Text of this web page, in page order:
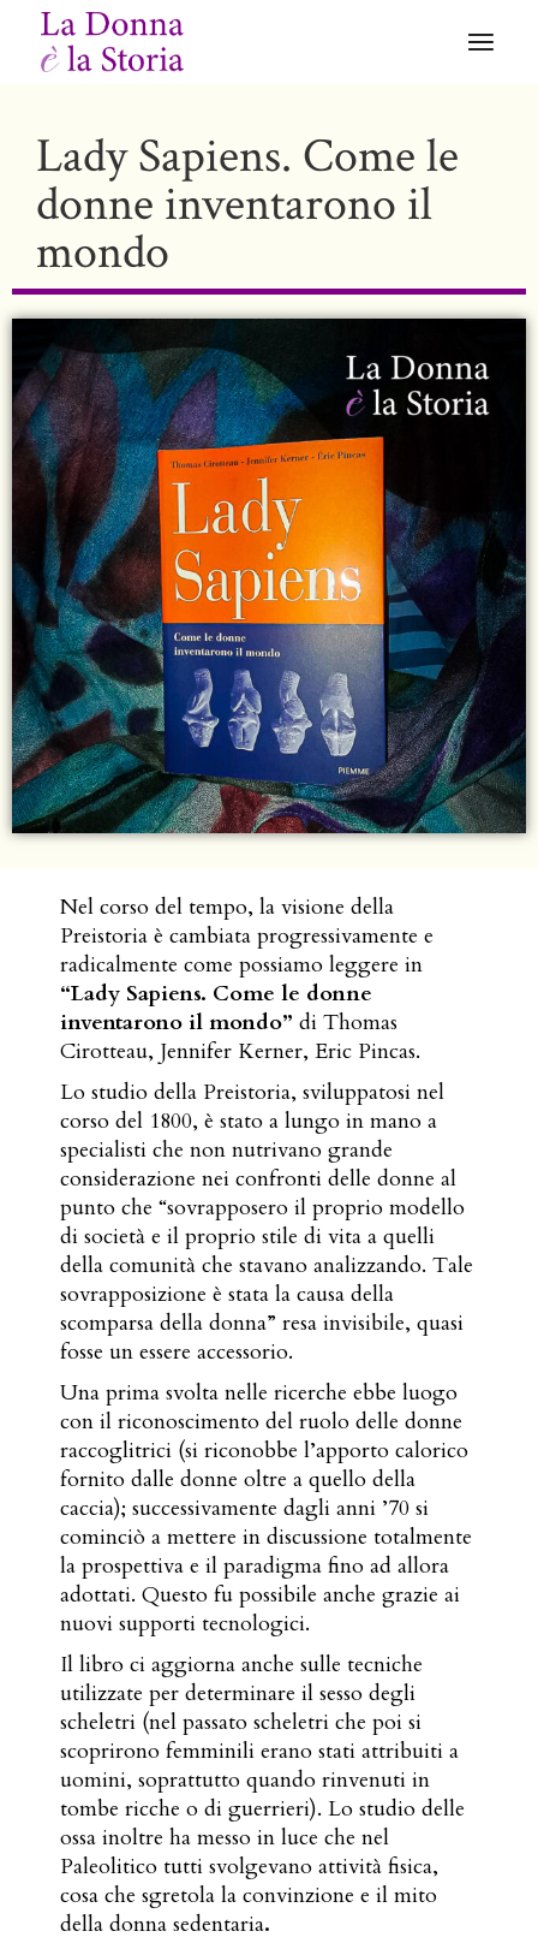
Lady Sapiens. Come le
donne inventarono il
mondo
Nel corso del tempo, la visione della
Preistoria è cambiata progressivamente e
radicalmente come possiamo leggere in
“Lady Sapiens. Come le donne
inventarono il mondo” di Thomas
Cirotteau, Jennifer Kerner, Eric Pincas.
Lo studio della Preistoria, sviluppatosi nel
corso del 1800, è stato a lungo in mano a
specialisti che non nutrivano grande
considerazione nei confronti delle donne al
punto che “sovrapposero il proprio modello
di società e il proprio stile di vita a quelli
della comunità che stavano analizzando. Tale
sovrapposizione è stata la causa della
scomparsa della donna” resa invisibile, quasi
fosse un essere accessorio.
Una prima svolta nelle ricerche ebbe luogo
con il riconoscimento del ruolo delle donne
raccoglitrici (si riconobbe l’apporto calorico
fornito dalle donne oltre a quello della
caccia); successivamente dagli anni ’70 si
cominciò a mettere in discussione totalmente
la prospettiva e il paradigma fino ad allora
adottati. Questo fu possibile anche grazie ai
nuovi supporti tecnologici.
Il libro ci aggiorna anche sulle tecniche
utilizzate per determinare il sesso degli
scheletri (nel passato scheletri che poi si
scoprirono femminili erano stati attribuiti a
uomini, soprattutto quando rinvenuti in
tombe ricche o di guerrieri). Lo studio delle
ossa inoltre ha messo in luce che nel
Paleolitico tutti svolgevano attività fisica,
cosa che sgretola la convinzione e il mito
della donna sedentaria.